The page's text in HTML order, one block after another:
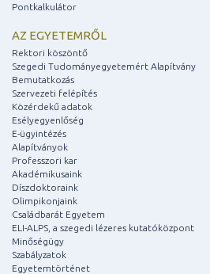
Pontkalkulátor
AZ EGYETEMRŐL
Rektori köszöntő
Szegedi Tudományegyetemért Alapítvány
Bemutatkozás
Szervezeti felépítés
Közérdekű adatok
Esélyegyenlőség
E-ügyintézés
Alapítványok
Professzori kar
Akadémikusaink
Díszdoktoraink
Olimpikonjaink
Családbarát Egyetem
ELI-ALPS, a szegedi lézeres kutatóközpont
Minőségügy
Szabályzatok
Egyetemtörténet